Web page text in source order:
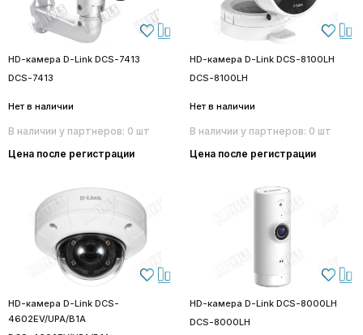
HD-камера D-Link DCS-7413
DCS-7413
Нет в наличии
В наличии у партнеров: 0 шт
Цена после регистрации
HD-камера D-Link DCS-8100LH
DCS-8100LH
Нет в наличии
В наличии у партнеров: 0 шт
Цена после регистрации
HD-камера D-Link DCS-
4602EV/UPA/B1A
HD-камера D-Link DCS-8000LH
DCS-8000LH